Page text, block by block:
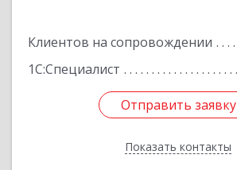
Клиентов на сопровождении
1С:Специалист
Отправить заявку
Показать контакты
Отправить заявку
Назад